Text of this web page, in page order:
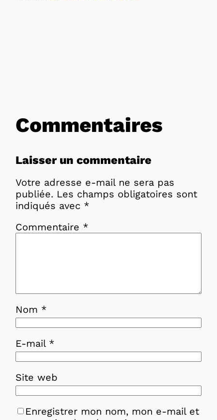
Commentaires
Laisser un commentaire
Votre adresse e-mail ne sera pas
publiée. Les champs obligatoires sont
indiqués avec *
Commentaire *
Nom *
E-mail *
Site web
Enregistrer mon nom, mon e-mail et